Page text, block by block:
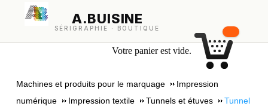
A.BUISINE
SÉRIGRAPHIE · BOUTIQUE
Votre panier est vide.
Machines et produits pour le marquage
Impression
numérique
Impression textile Tunnels et étuves
Tunnel